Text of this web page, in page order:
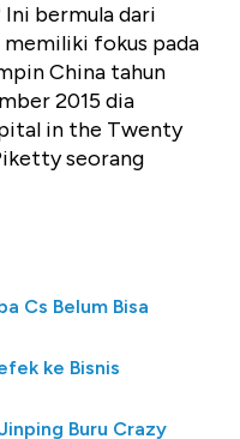
Ini bermula dari
fokus pada
China tahun
2015 dia
in the Twenty
seorang
Cs Belum Bisa
ke Bisnis
Buru Crazy